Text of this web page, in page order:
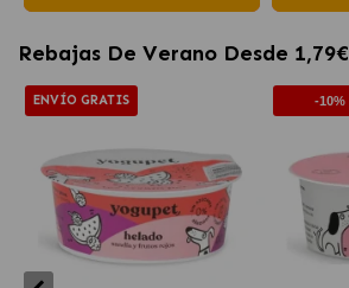
Rebajas De Verano Desde 1,79€
ENVÍO GRATIS -10%